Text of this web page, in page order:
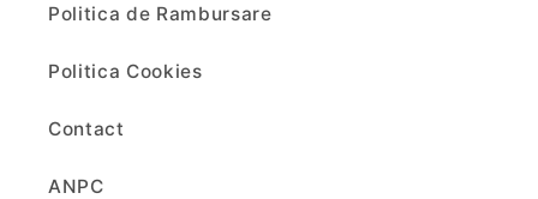
Politica de Rambursare
Politica Cookies
Contact
ANPC